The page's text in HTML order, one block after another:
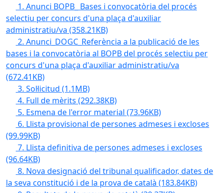
1. Anunci BOPB_ Bases i convocatòria del procés
selectiu per concurs d'una plaça d'auxiliar
administratiu/va (358.21KB)
2. Anunci_DOGC_Referència a la publicació de les
bases i la convocatòria al BOPB del procés selectiu per
concurs d'una plaça d'auxiliar administratiu/va
(672.41KB)
3. Sol·licitud (1.1MB)
4. Full de mèrits (292.38KB)
5. Esmena de l'error material (73.96KB)
6. Llista provisional de persones admeses i excloses
(99.99KB)
7. Llista definitiva de persones admeses i excloses
(96.64KB)
8. Nova designació del tribunal qualificador, dates de
la seva constitució i de la prova de català (183.84KB)